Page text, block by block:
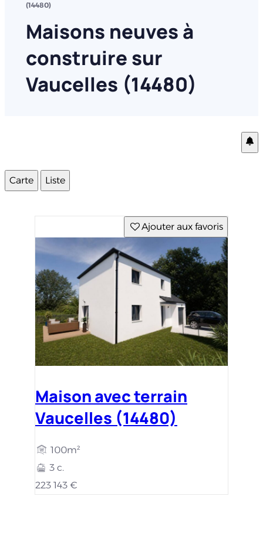
(14480)
Maisons neuves à
construire sur
Vaucelles (14480)
Carte Liste
Ajouter aux favoris
Maison avec terrain
Vaucelles (14480)
100m²
3 c.
223 143 €